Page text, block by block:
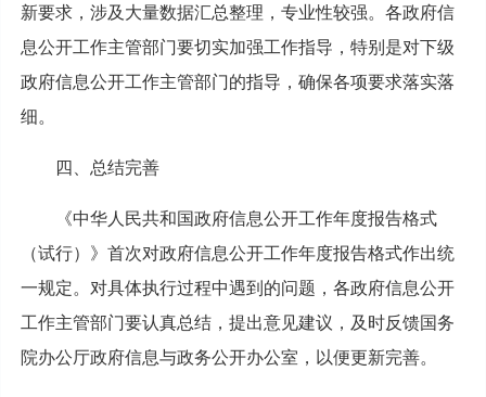
新要求，涉及大量数据汇总整理，专业性较强。各政府信
息公开工作主管部门要切实加强工作指导，特别是对下级
政府信息公开工作主管部门的指导，确保各项要求落实落
细。
四、总结完善
《中华人民共和国政府信息公开工作年度报告格式
（试行）》首次对政府信息公开工作年度报告格式作出统
一规定。对具体执行过程中遇到的问题，各政府信息公开
工作主管部门要认真总结，提出意见建议，及时反馈国务
院办公厅政府信息与政务公开办公室，以便更新完善。